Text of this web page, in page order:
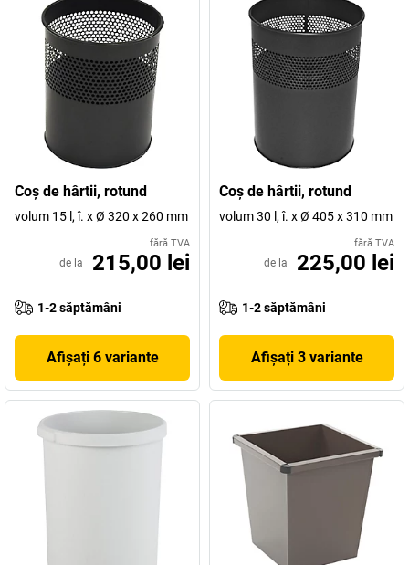
Coş de hârtii, rotund
volum 15 l, î. x Ø 320 x 260 mm
fără TVA
de la 215,00 lei
1-2 săptămâni
Afișați 6 variante
Coş de hârtii, rotund
volum 30 l, î. x Ø 405 x 310 mm
fără TVA
de la 225,00 lei
1-2 săptămâni
Afișați 3 variante